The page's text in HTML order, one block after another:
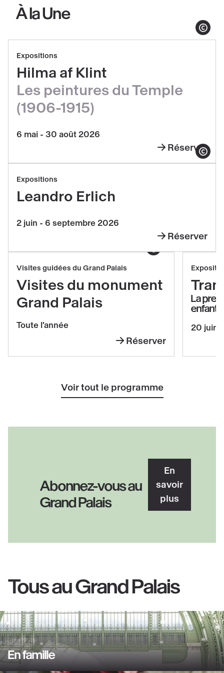
À la Une
Hilma
Klint,
Les
peintures
du
Afficher le
Hilma af Klint
Les peintures du Temple
(1906-1915)
Expositions
6 mai - 30 août 2026
Réserver
Temple
(1906-
Leandro
Erlich
Afficher le
Leandro Erlich
Expositions
2 juin - 6 septembre 2026
Réserver
Erlich
Réserver
Visites
du
monument
Grand
Afficher le copyright
Visites du monument
Grand Palais
Visites guidées du Grand Palais
Toute l'année
Réserver
Grand
La
enfants
20 juin
Voir tout le programme
Abonnez-vous au
Grand Palais
En
savoir
plus
Tous au Grand Palais
En
savoir
En famille